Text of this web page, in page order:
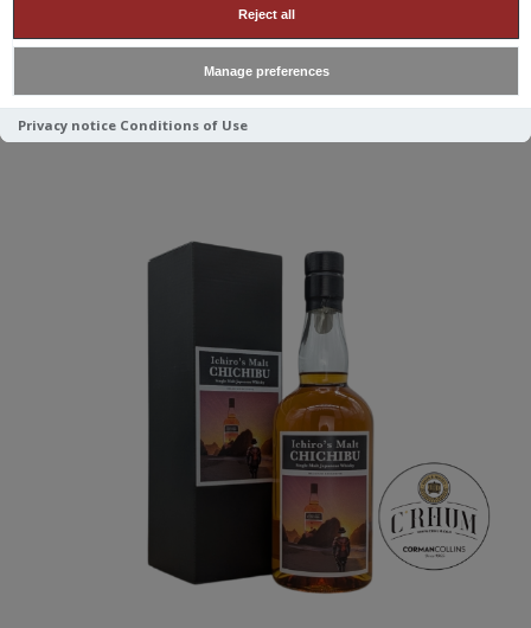
Reject all
Manage preferences
Privacy notice Conditions of Use
CHICHIBU 2016 SINGLE CASK
THE NECTAR 70CL 64.7°